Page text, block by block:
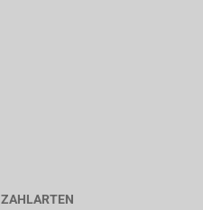
ZAHLARTEN